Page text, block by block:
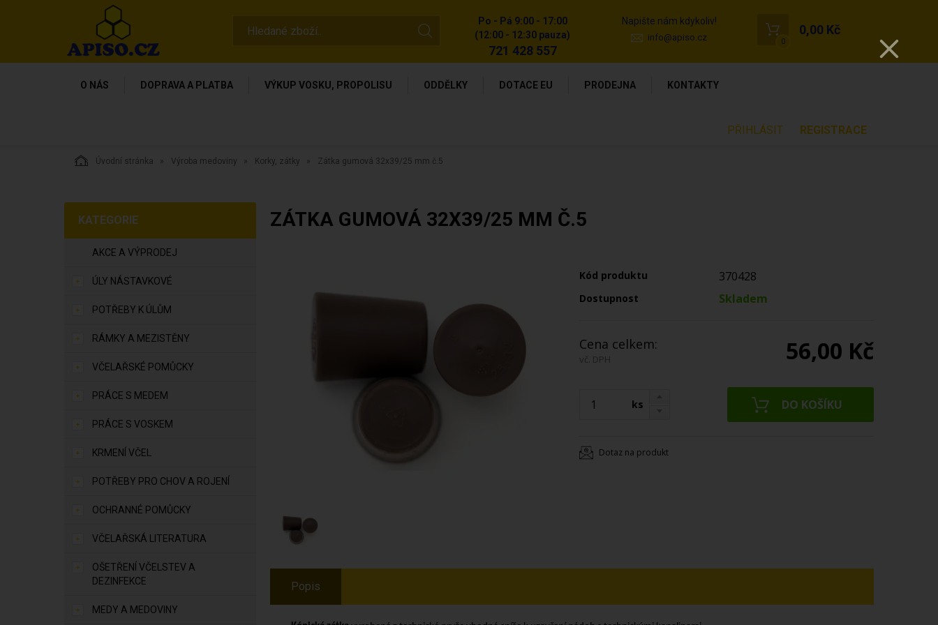
Po - Pá 9:00 - 17:00
(12:00 - 12:30 pauza)
721 428 557
Napište nám kdykoliv!
info@apiso.cz 0
0,00 Kč
O NÁS DOPRAVA A PLATBA VÝKUP VOSKU, PROPOLISU ODDĚLKY DOTACE EU PRODEJNA KONTAKTY
PŘIHLÁSIT REGISTRACE
Úvodní stránka Výroba medoviny Korky, zátky Zátka gumová 32x39/25 mm č.5
KATEGORIE
AKCE A VÝPRODEJ
ÚLY NÁSTAVKOVÉ
POTŘEBY K ÚLŮM
RÁMKY A MEZISTĚNY
VČELAŘSKÉ POMŮCKY
PRÁCE S MEDEM
PRÁCE S VOSKEM
KRMENÍ VČEL
POTŘEBY PRO CHOV A ROJENÍ
OCHRANNÉ POMŮCKY
VČELAŘSKÁ LITERATURA
OŠETŘENÍ VČELSTEV A
DEZINFEKCE
MEDY A MEDOVINY
ZÁTKA GUMOVÁ 32X39/25 MM Č.5
Kód produktu 370428
Dostupnost Skladem
Cena celkem:
vč. DPH 56,00 Kč
ks
Dotaz na produkt
Popis